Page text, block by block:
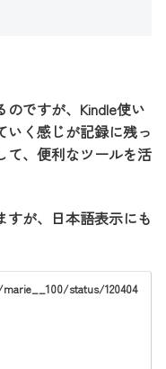
のですが、Kindle使い
く感じが記録に残っ
て、便利なツールを活
が、日本語表示にも
status/120404